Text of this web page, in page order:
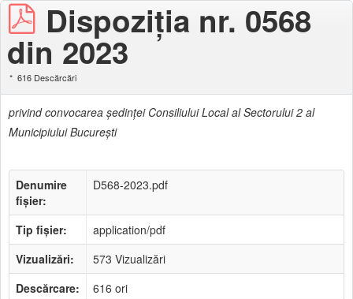
Dispoziţia nr. 0568
din 2023
616 Descărcări
privind convocarea şedinţei Consiliului Local al Sectorului 2 al
Municipiului Bucureşti
Denumire
fișier:
D568-2023.pdf
Tip fișier:
application/pdf
Vizualizări:
573 Vizualizări
Descărcare:
616 ori